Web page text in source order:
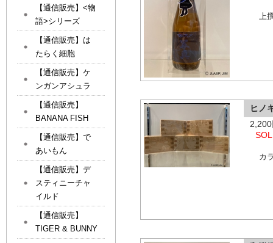
上
ヒノ
カ
【通信販売】<物
語>シリーズ
【通信販売】は
たらく細胞
【通信販売】ケ
ンガンアシュラ
【通信販売】
BANANA FISH
【通信販売】で
あいもん
【通信販売】デ
スティニーチャ
イルド
【通信販売】
TIGER & BUNNY